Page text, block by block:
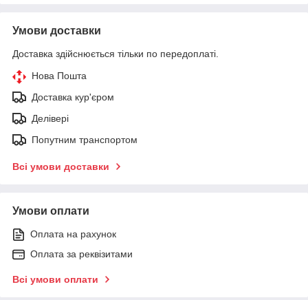
Умови доставки
Доставка здійснюється тільки по передоплаті.
Нова Пошта
Доставка кур'єром
Делівері
Попутним транспортом
Всі умови доставки
Умови оплати
Оплата на рахунок
Оплата за реквізитами
Всі умови оплати